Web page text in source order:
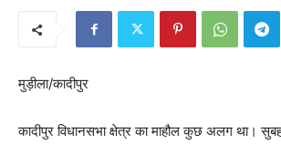
मुड़ीला/कादीपुर
कादीपुर विधानसभा क्षेत्र का माहौल कुछ अलग था।